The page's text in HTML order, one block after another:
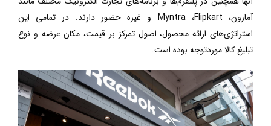
آمازون، Flipkart،Myntra و غیره حضور دارند. در تمامی این
استراتژی‌های ارائه محصول، اصول تمرکز بر قیمت، مکان عرضه و نوع
تبلیغ کالا موردتوجه بوده است.